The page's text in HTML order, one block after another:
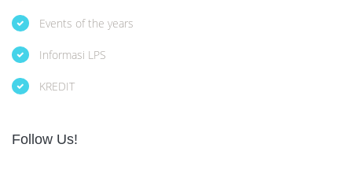
Events of the years
Informasi LPS
KREDIT
Follow Us!